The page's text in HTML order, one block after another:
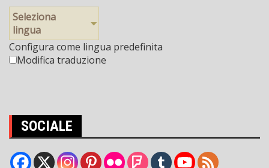
Seleziona
lingua
Configura come lingua predefinita
Modifica traduzione
SOCIALE